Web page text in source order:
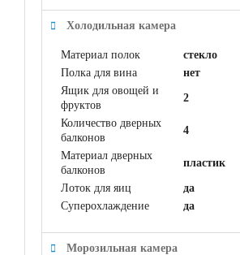
Холодильная камера
Материал полок
стекло
Полка для вина
нет
Ящик для овощей и
фруктов
2
Количество дверных
балконов
4
Материал дверных
балконов
пластик
Лоток для яиц
да
Суперохлаждение
да
Морозильная камера